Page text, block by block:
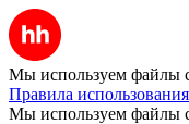
Мы используем файлы
Правила
Мы используем файлы